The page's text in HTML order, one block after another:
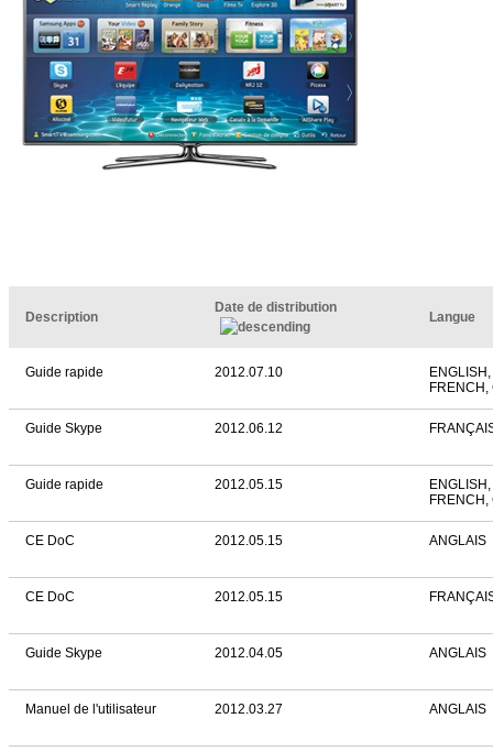
Description
Date de distribution
Langue
Guide rapide 2012.07.10
FRENCH,
Guide Skype 2012.06.12
Guide rapide 2012.05.15
FRENCH,
CE DoC 2012.05.15 ANGLAIS
CE DoC 2012.05.15
Guide Skype 2012.04.05 ANGLAIS
Manuel de l'utilisateur 2012.03.27 ANGLAIS